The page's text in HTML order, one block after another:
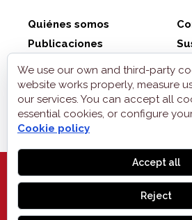
Quiénes somos
Publicaciones
ZonaELE shop
Aviso legal
Privacidad
Cookies
We use our own and third-party
website works properly, measure
our services. You can accept all
essential cookies, or configure
Cookie policy
Accept all
Reject